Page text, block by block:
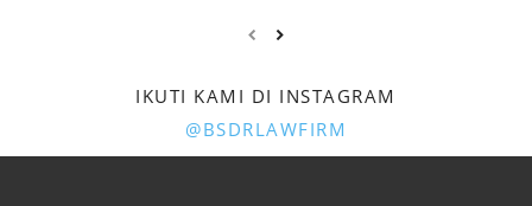
IKUTI KAMI DI INSTAGRAM
@BSDRLAWFIRM